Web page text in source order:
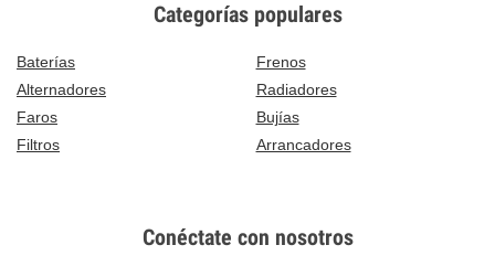
Categorías populares
Baterías
Frenos
Alternadores
Radiadores
Faros
Bujías
Filtros
Arrancadores
Conéctate con nosotros